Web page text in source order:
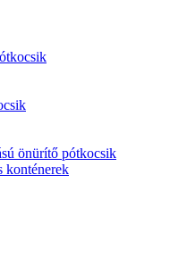
önürítő pótkocsik
konténerek